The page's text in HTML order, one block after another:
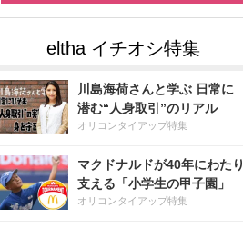
川島海荷さんと学ぶ 日常に
潜む“人身取引”のリアル
オリコンタイアップ特集
マクドナルドが40年にわたり
支える「小学生の甲子園」
オリコンタイアップ特集